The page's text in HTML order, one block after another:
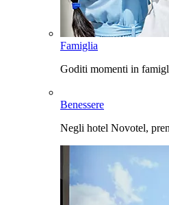
Famiglia
Goditi momenti in
Benessere
Negli hotel Novotel,